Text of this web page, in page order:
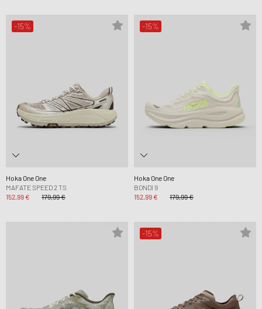
-15%
Hoka One One
MAFATE SPEED 2 TS
152,99 €
179,99 €
-15%
Hoka One One
BONDI 9
152,99 €
179,99 €
-15%